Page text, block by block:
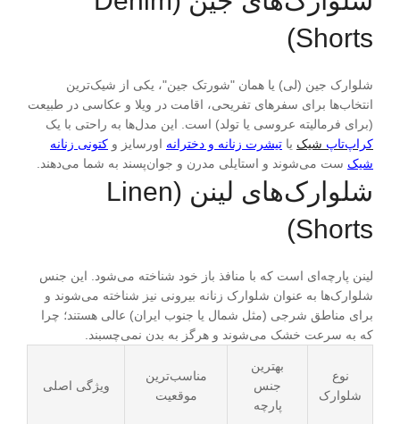
Shorts)
شلوارک جین (لی) یا همان "شورتک جین"، یکی از شیک‌ترین
انتخاب‌ها برای سفرهای تفریحی، اقامت در ویلا و عکاسی در طبیعت
(برای فرمالیته عروسی یا تولد) است. این مدل‌ها به راحتی با یک
کراپ‌تاپ شیک یا تیشرت زنانه و دخترانه اورسایز و کتونی زنانه
شیک ست می‌شوند و استایلی مدرن و جوان‌پسند به شما می‌دهند.
شلوارک‌های لینن
(Linen
Shorts)
لینن پارچه‌ای است که با منافذ باز خود شناخته می‌شود. این جنس
شلوارک‌ها به عنوان شلوارک زنانه بیرونی نیز شناخته می‌شوند و
برای مناطق شرجی (مثل شمال یا جنوب ایران) عالی هستند؛ چرا
که به سرعت خشک می‌شوند و هرگز به بدن نمی‌چسبند.
نوع
شلوارک
بهترین
جنس
پارچه
مناسب‌ترین
موقعیت
ویژگی اصلی